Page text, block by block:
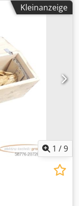
Lieferumfang
Kleinanzeige
1 /9